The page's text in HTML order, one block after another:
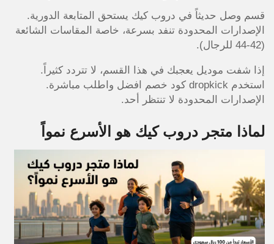
قسم وصل حديثاً في دروب كيك يستحق المتابعة الدورية.
الإصدارات المحدودة تنفد بسرعة، خاصة المقاسات الشائعة
(42-44 للرجال).
إذا شفت موديل يعجبك في هذا القسم، لا تتردد كثيراً.
استخدم dropkick كود خصم افضل واطلب مباشرة.
الإصدارات المحدودة لا تنتظر أحد.
لماذا متجر دروب كيك هو الأسرع نمواً